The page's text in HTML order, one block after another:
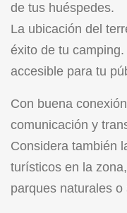
de tus huéspedes.
La ubicación del
éxito de tu
accesible para tu
Con buena
comunicación y
Considera también
turísticos en la
parques naturales